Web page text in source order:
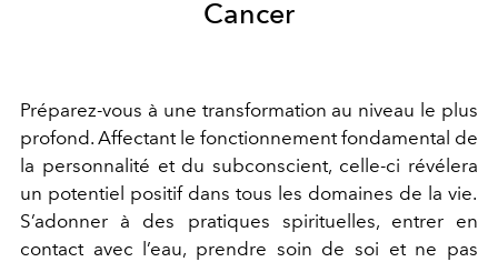
Cancer
Préparez-vous à une transformation au niveau le plus
profond. Affectant le fonctionnement fondamental de
la personnalité et du subconscient, celle-ci révé lera
un potentiel positif dans tous les domaines de la vie.
S’adonner à des pratiques spirituelles, entreren
contact avec l’eau, prendre soin de soi et ne pas